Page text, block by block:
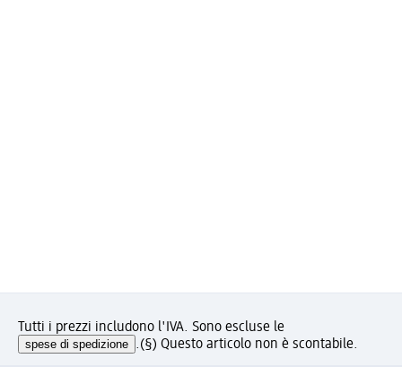
Tutti i prezzi includono l'IVA. Sono escluse le
spese di spedizione .(§) Questo articolo non è scontabile.